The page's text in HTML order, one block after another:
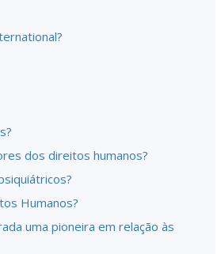
dos direitos humanos?
Humanos?
uma pioneira em relação às